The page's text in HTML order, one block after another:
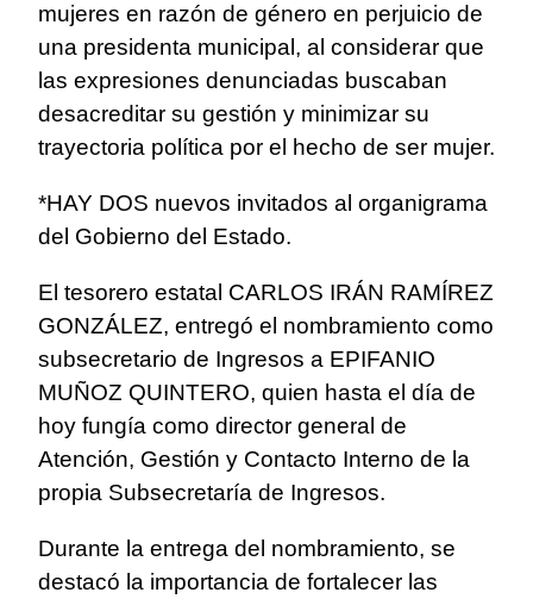
mujeres en razón de género en perjuicio de
una presidenta municipal, al considerar que
las expresiones denunciadas buscaban
desacreditar su gestión y minimizar su
trayectoria política por el hecho de ser mujer.
*HAY DOS nuevos invitados al organigrama
del Gobierno del Estado.
El tesorero estatal CARLOS IRÁN RAMÍREZ
GONZÁLEZ, entregó el nombramiento como
subsecretario de Ingresos a EPIFANIO
MUÑOZ QUINTERO, quien hasta el día de
hoy fungía como director general de
Atención, Gestión y Contacto Interno de la
propia Subsecretaría de Ingresos.
Durante la entrega del nombramiento, se
destacó la importancia de fortalecer las